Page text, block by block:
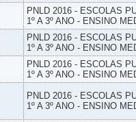
PNLD 2016 - ESCOLAS
1º A 3º ANO - ENSINO
PNLD 2016 - ESCOLAS
1º A 3º ANO - ENSINO
PNLD 2016 - ESCOLAS
1º A 3º ANO - ENSINO
PNLD 2016 - ESCOLAS
1º A 3º ANO - ENSINO